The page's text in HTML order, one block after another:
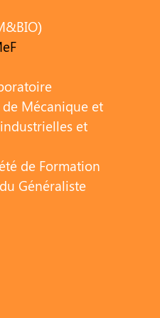
Mécanique et
et
de Formation
Généraliste